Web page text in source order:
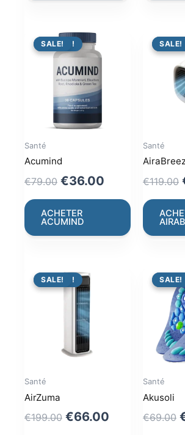
PROMO !
SALE!
Santé
Acumind
€79.00 Original
price
was:
€79.00.
€36.00 Current
price
€36.00.
ACHETER
ACUMIND
SALE!
Santé
€119.00
PROMO !
SALE!
Santé
AirZuma
€199.00 Original
€66.00 Current
SALE!
Santé
Akusoli
€69.00